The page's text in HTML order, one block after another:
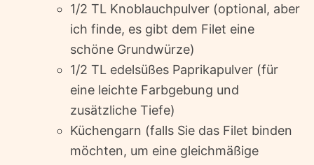
1/2 TL Knoblauchpulver (optional, aber
ich finde, es gibt dem Filet eine
schöne Grundwürze)
1/2 TL edelsüßes Paprikapulver (für
eine leichte Farbgebung und
zusätzliche Tiefe)
Küchengarn (falls Sie das Filet binden
möchten, um eine gleichmäßige